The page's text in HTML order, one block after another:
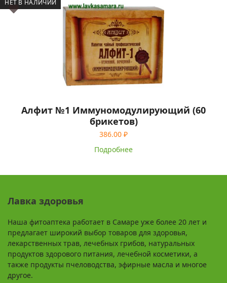
НЕТ В НАЛИЧИИ
Алфит №1 Иммуномодулирующий (60
брикетов)
386.00 ₽
Подробнее
Лавка здоровья
Наша фитоаптека работает в Самаре уже более 20 лет и
предлагает широкий выбор товаров для здоровья,
лекарственных трав, лечебных грибов, натуральных
продуктов здорового питания, лечебной косметики, а
также продукты пчеловодства, эфирные масла и многое
другое.